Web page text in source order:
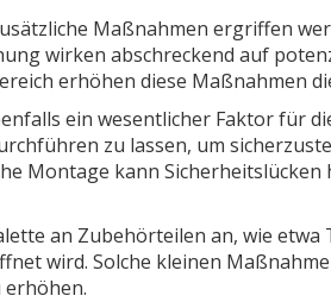
Maßnahmen ergriffen
wirken abschreckend auf
erhöhen diese Maßnahmen
ein wesentlicher Faktor für
zu lassen, um
Montage kann
an Zubehörteilen an, wie
wird. Solche kleinen